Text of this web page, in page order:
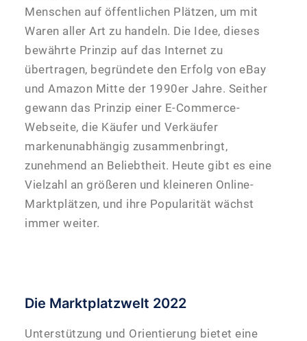
Menschen auf öffentlichen Plätzen, um mit
Waren aller Art zu handeln. Die Idee, dieses
bewährte Prinzip auf das Internet zu
übertragen, begründete den Erfolg von eBay
und Amazon Mitte der 1990er Jahre. Seither
gewann das Prinzip einer E-Commerce-
Webseite, die Käufer und Verkäufer
markenunabhängig zusammenbringt,
zunehmend an Beliebtheit. Heute gibt es eine
Vielzahl an größeren und kleineren Online-
Marktplätzen, und ihre Popularität wächst
immer weiter.
Die Marktplatzwelt 2022
Unterstützung und Orientierung bietet eine